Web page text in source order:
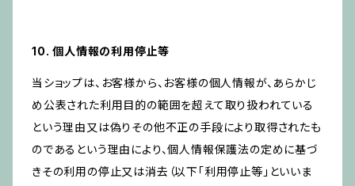
10. 個人情報の利用停止等
当ショップは、お客様から、お客様の個人情報が、あらかじ
め公表された利用目的の範囲を超えて取り扱われている
という理由又は偽りその他不正の手段により取得されたも
のであるという理由により、個人情報保護法の定めに基づ
きその利用の停止又は消去（以下「利用停止等」といいま